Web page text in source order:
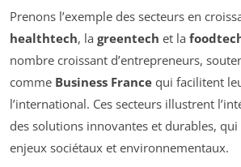
Prenons l’exemple des secteurs en
healthtech, la greentech et la
nombre croissant d’entrepreneurs,
comme Business France qui facilitent
l’international. Ces secteurs illustrent
des solutions innovantes et durables,
enjeux sociétaux et environnementaux.